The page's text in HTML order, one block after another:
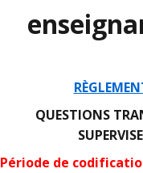
QUESTIONS
Période de